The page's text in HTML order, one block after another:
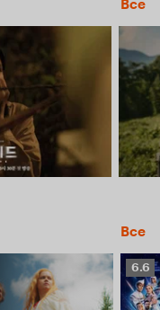
Все
Все
6.6
6.6